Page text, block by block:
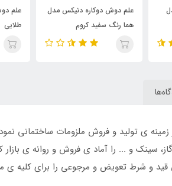
مدل
علم دوش دوکاره دنیکس مدل
هما رنگ سفید کروم
علم
طلایی
97 شروع به فعالیت در زمینه ی تولید و فروش
سینک و ... را آماد ی فروش و روانه ی